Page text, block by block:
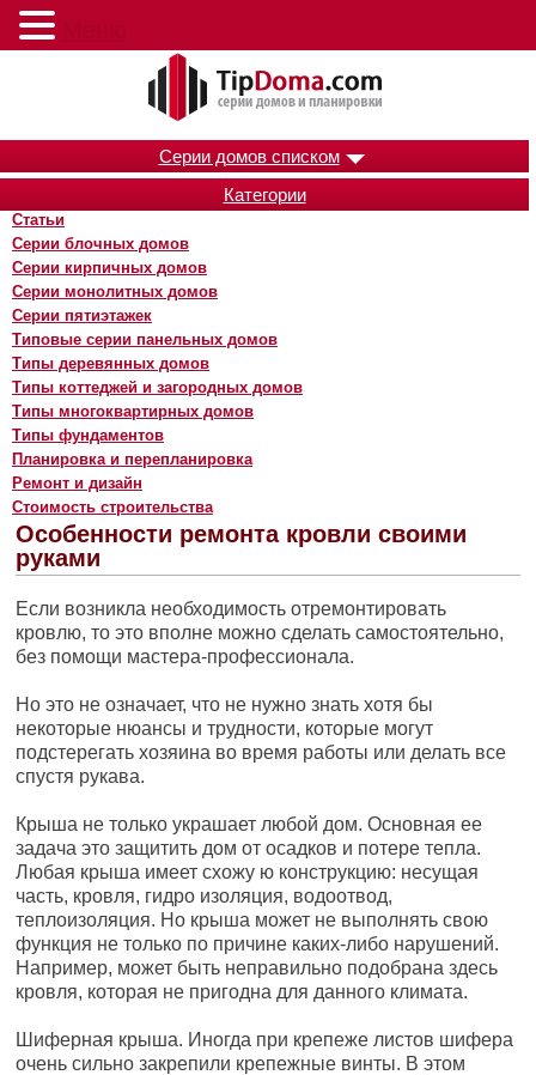
Серии домов списком
Категории
Статьи
Серии блочных домов
Серии кирпичных домов
Серии монолитных домов
Серии пятиэтажек
Типовые серии панельных домов
Типы деревянных домов
Типы коттеджей и загородных домов
Типы многоквартирных домов
Типы фундаментов
Планировка и перепланировка
Ремонт и дизайн
Стоимость строительства
Особенности ремонта кровли своими
руками
Если возникла необходимость отремонтировать
кровлю, то это вполне можно сделать самостоятельно,
без помощи мастера-профессионала.
Но это не означает, что не нужно знать хотя бы
некоторые нюансы и трудности, которые могут
подстерегать хозяина во время работы или делать все
спустя рукава.
Крыша не только украшает любой дом. Основная ее
задача это защитить дом от осадков и потере тепла.
Любая крыша имеет схожу ю конструкцию: несущая
часть, кровля, гидро изоляция, водоотвод,
теплоизоляция. Но крыша может не выполнять свою
функция не только по причине каких-либо нарушений.
Например, может быть неправильно подобрана здесь
кровля, которая не пригодна для данного климата.
Шиферная крыша. Иногда при крепеже листов шифера
очень сильно закрепили крепежные винты. В этом